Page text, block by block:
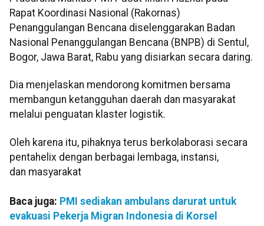
Rapat Koordinasi Nasional (Rakornas)
Penanggulangan Bencana diselenggarakan Badan
Nasional Penanggulangan Bencana (BNPB) di Sentul,
Bogor, Jawa Barat, Rabu yang disiarkan secara daring.
Dia menjelaskan mendorong komitmen bersama
membangun ketangguhan daerah dan masyarakat
melalui penguatan klaster logistik.
Oleh karena itu, pihaknya terus berkolaborasi secara
pentahelix dengan berbagai lembaga, instansi,
dan masyarakat
Baca juga: PMI sediakan ambulans darurat untuk
evakuasi Pekerja Migran Indonesia di Korsel